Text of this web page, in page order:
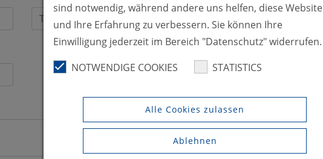
sind notwendig, während andere uns helfen, diese Website
und Ihre Erfahrung zu verbessern. Sie können Ihre
Einwilligung jederzeit im Bereich "Datenschutz" widerrufen.
NOTWENDIGE COOKIES
STATISTICS
Alle Cookies zulassen
Ablehnen